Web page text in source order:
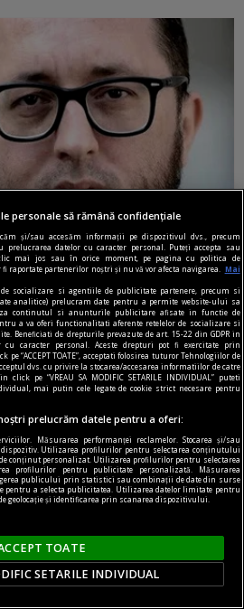
șapcă?
societății ruse credit că
lui Navalnîi e dovada.
personale să rămână confidențiale
și/sau accesăm informații pe dispozitivul dvs., precum
datelor cu caracter personal. Puteți accepta sau
mai jos sau în orice moment, pe pagina cu politica de
fi raportate partenerilor noștri și nu vă vor afecta navigarea.
Mai
socializare si agentiile de publicitate partenere, precum si
analitice) prelucram date pentru a permite website-ului sa
continutul si anunturile publicitare afisate in functie de
a va oferi functionalitati aferente retelelor de socializare si
Beneficiati de drepturile prevazute de art. 15-22 din GDPR in
cu caracter personal. Aceste drepturi pot fi exercitate prin
pe “ACCEPT TOATE”, acceptati folosirea tuturor Tehnologiilor de
dvs. cu privire la stocarea/accesarea informatiilor de catre
pe “VREAU SA MODIFIC SETARILE INDIVIDUAL” puteti
mai putin cele legate de cookie strict necesare pentru
prelucrăm datele pentru a oferi:
Măsurarea performanței reclamelor. Stocarea și/sau
Utilizarea profilurilor pentru selectarea conținutului
conținut personalizat. Utilizarea profilurilor pentru selectarea
profilurilor pentru publicitate personalizată. Măsurarea
publicului prin statistici sau combinații de date din surse
pentru a selecta publicitatea. Utilizarea datelor limitate pentru
geolocație și identificarea prin scanarea dispozitivului.
TOATE
SETARILE INDIVIDUAL